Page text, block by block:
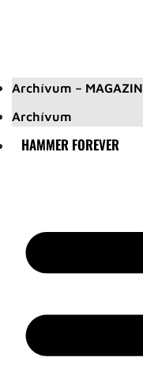
Archívum – MAGAZIN
Archívum
HAMMER FOREVER